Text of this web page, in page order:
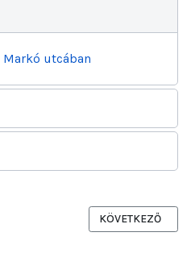
utcában
BUSZVÁRÓ BEBORÍTÁSA
KÖVETKEZŐ
KÖVETKEZŐ